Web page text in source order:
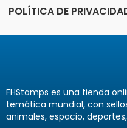
POLÍTICA DE
FHStamps es una tienda
temática mundial, con
animales, espacio,